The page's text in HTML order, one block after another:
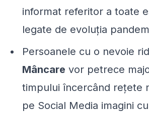
informat referitor a toate
legate de evoluția
Persoanele cu o nevoie
Mâncare vor petrece
timpului încercând rețete
pe Social Media imagini